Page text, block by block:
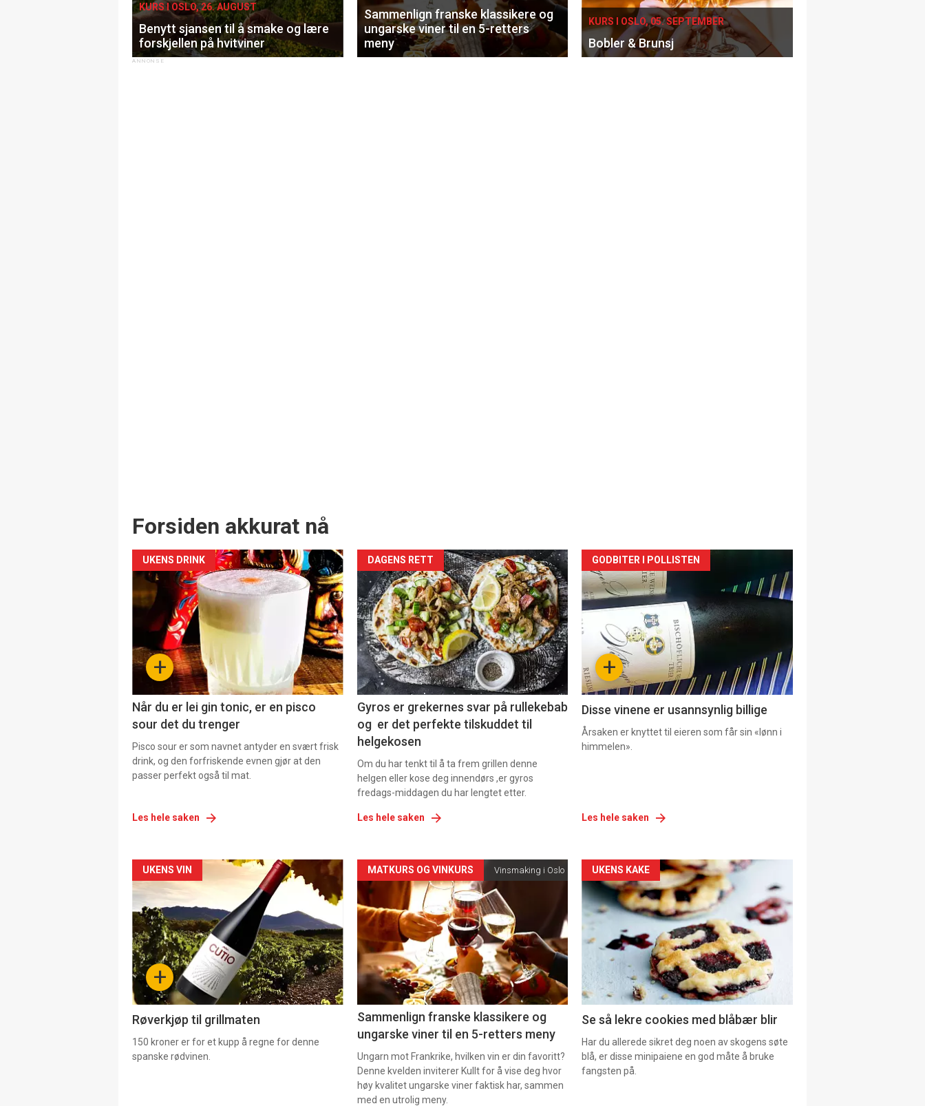
KURS I OSLO, 26. AUGUST
Benytt sjansen til å smake og lære
forskjellen på hvitviner
Sammenlign franske klassikere og
ungarske viner til en 5-retters
meny
KURS I OSLO, 05. SEPTEMBER
Bobler & Brunsj
Forsiden akkurat nå
+
UKENS DRINK
Når du er lei gin tonic, er en pisco
sour det du trenger
Pisco sour er som navnet antyder en svært frisk
drink, og den forfriskende evnen gjør at den
passer perfekt også til mat.
Les hele saken
Forsiden
akkurat
nå
-
2
DAGENS RETT
Gyros er grekernes svar på rullekebab
og er det perfekte tilskuddet til
helgekosen
Om du har tenkt til å ta frem grillen denne
helgen eller kose deg innendørs ,er gyros
fredags-middagen du har lengtet etter.
Les hele saken
Forsiden
akkurat
nå
3 +
GODBITER I POLLISTEN
Disse vinene er usannsynlig billige
Årsaken er knyttet til eieren som får sin «lønn i
himmelen».
Les hele saken
Forsiden
akkurat
nå
-
4 +
UKENS VIN
Røverkjøp til grillmaten
150 kroner er for et kupp å regne for denne
spanske rødvinen.
Forsiden
akkurat
nå
-
5
MATKURS OG VINKURS Vinsmaking i Oslo
Sammenlign franske klassikere og
ungarske viner til en 5-retters meny
Ungarn mot Frankrike, hvilken vin er din favoritt?
Denne kvelden inviterer Kullt for å vise deg hvor
høy kvalitet ungarske viner faktisk har, sammen
med en utrolig meny.
Forsiden
akkurat
nå
6
UKENS KAKE
Se så lekre cookies med blåbær blir
Har du allerede sikret deg noen av skogens søte
blå, er disse minipaiene en god måte å bruke
fangsten på.